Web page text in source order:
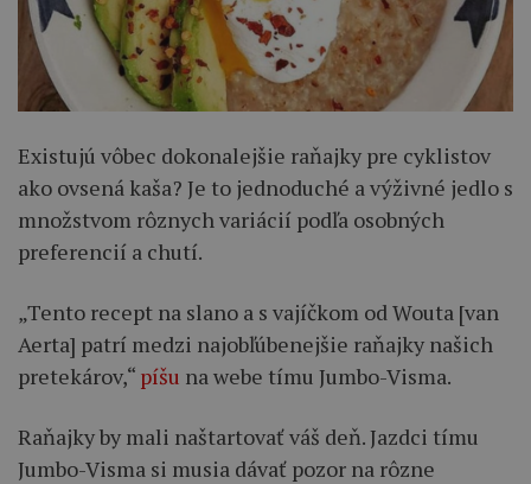
Existujú vôbec dokonalejšie raňajky pre cyklistov
ako ovsená kaša? Je to jednoduché a výživné jedlo s
množstvom rôznych variácií podľa osobných
preferencií a chutí.
„Tento recept na slano a s vajíčkom od Wouta [van
Aerta] patrí medzi najobľúbenejšie raňajky našich
pretekárov,“ píšu na webe tímu Jumbo-Visma.
Raňajky by mali naštartovať váš deň. Jazdci tímu
Jumbo-Visma si musia dávať pozor na rôzne